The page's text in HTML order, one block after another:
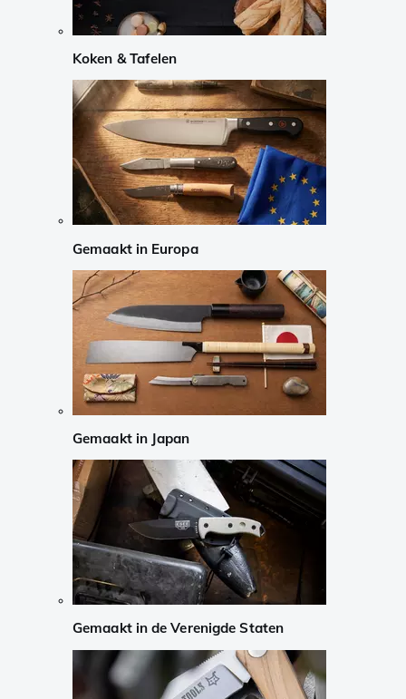
Koken & Tafelen
Gemaakt in Europa
Gemaakt in Japan
Gemaakt in de Verenigde Staten